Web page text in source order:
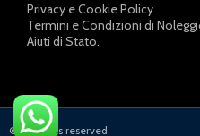
Privacy e Cookie Policy
Termini e Condizioni di
Aiuti di Stato.
© All rights reserved